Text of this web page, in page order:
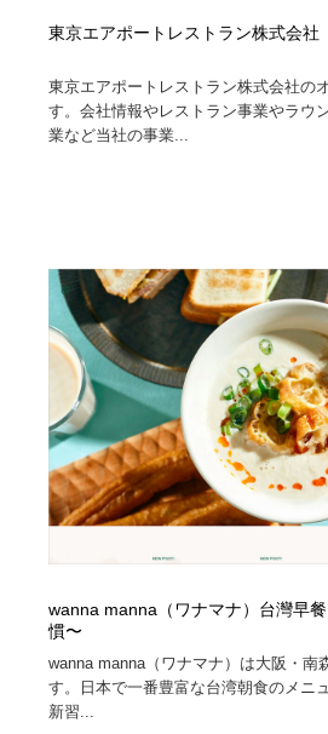
東京エアポートレストラン株式会社
東京エアポートレストラン株式会社の
す。会社情報やレストラン事業やラウ
業など当社の事業...
wanna manna（ワナマナ）台灣早
慣〜
wanna manna（ワナマナ）は大阪・南
す。日本で一番豊富な台湾朝食のメニ
新習...